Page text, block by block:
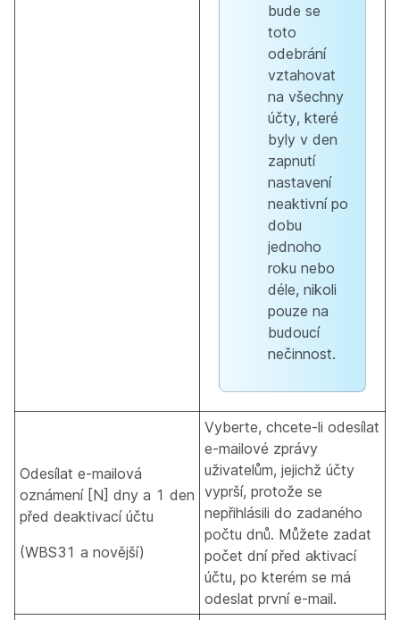
bude se
toto
odebrání
vztahovat
na všechny
účty, které
byly v den
zapnutí
nastavení
neaktivní po
dobu
jednoho
roku nebo
déle, nikoli
pouze na
budoucí
nečinnost.
Odesílat e-mailová
oznámení [N] dny a 1 den
před deaktivací účtu
(WBS31 a novější)
Vyberte, chcete-li odesílat
e-mailové zprávy
uživatelům, jejichž účty
vyprší, protože se
nepřihlásili do zadaného
počtu dnů. Můžete zadat
počet dní před aktivací
účtu, po kterém se má
odeslat první e-mail.